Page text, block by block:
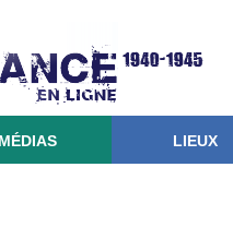
MÉDIAS LIEUX